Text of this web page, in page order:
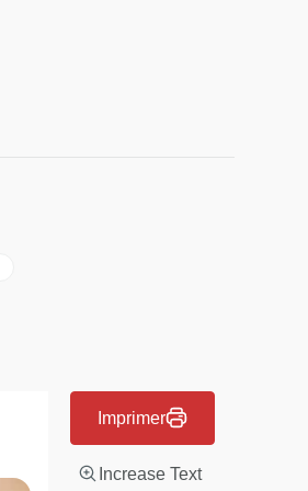
Imprimer
Increase Text